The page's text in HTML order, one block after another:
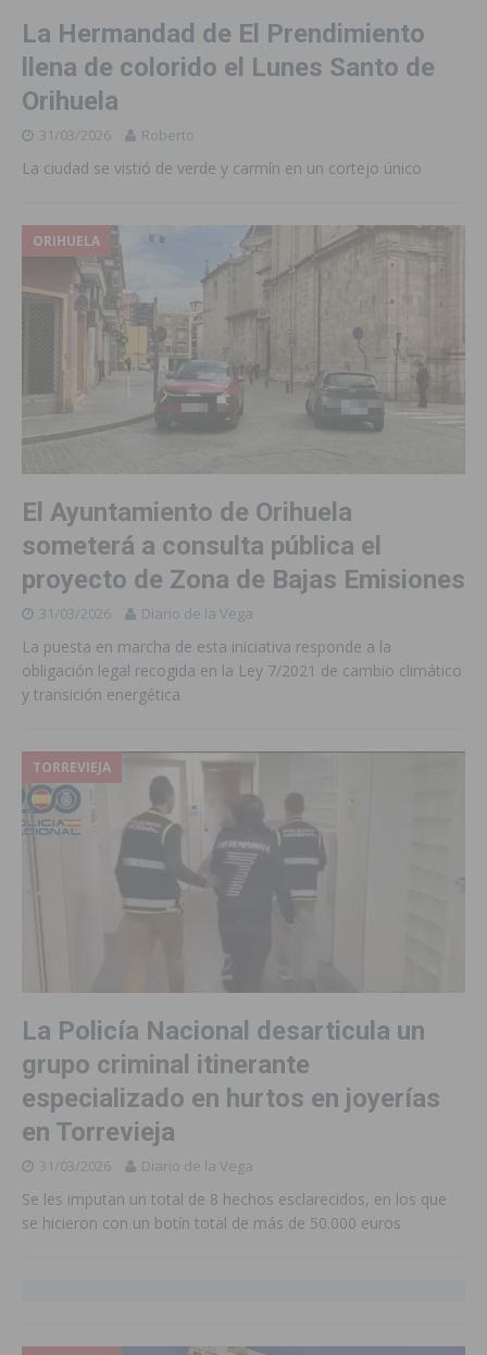
La Hermandad de El Prendimiento
llena de colorido el Lunes Santo de
Orihuela
31/03/2026 Roberto
La ciudad se vistió de verde y carmín en un cortejo único
ORIHUELA
El Ayuntamiento de Orihuela
someterá a consulta pública el
proyecto de Zona de Bajas Emisiones
31/03/2026 Diario de la Vega
La puesta en marcha de esta iniciativa responde a la
obligación legal recogida en la Ley 7/2021 de cambio climático
y transición energética
TORREVIEJA
La Policía Nacional desarticula un
grupo criminal itinerante
especializado en hurtos en joyerías
en Torrevieja
31/03/2026 Diario de la Vega
Se les imputan un total de 8 hechos esclarecidos, en los que
se hicieron con un botín total de más de 50.000 euros